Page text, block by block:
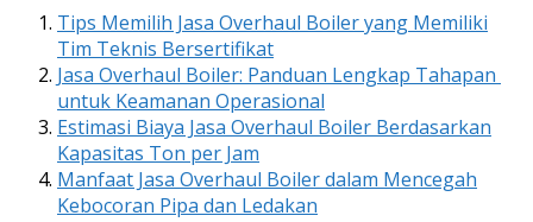
Tips Memilih Jasa Overhaul Boiler yang Memiliki
Tim Teknis Bersertifikat
Jasa Overhaul Boiler: Panduan Lengkap Tahapan
untuk Keamanan Operasional
Estimasi Biaya Jasa Overhaul Boiler Berdasarkan
Kapasitas Ton per Jam
Manfaat Jasa Overhaul Boiler dalam Mencegah
Kebocoran Pipa dan Ledakan